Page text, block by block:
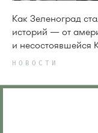
Как Зеленоград
историй — от
и несостоявшейся
НОВОСТИ